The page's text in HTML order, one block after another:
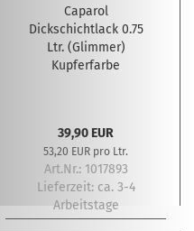
Caparol
Dickschichtlack 0.75
Ltr. (Glimmer)
Kupferfarbe
39,90 EUR
53,20 EUR pro Ltr.
Art.Nr.: 1017893
Lieferzeit: ca. 3-4
Arbeitstage